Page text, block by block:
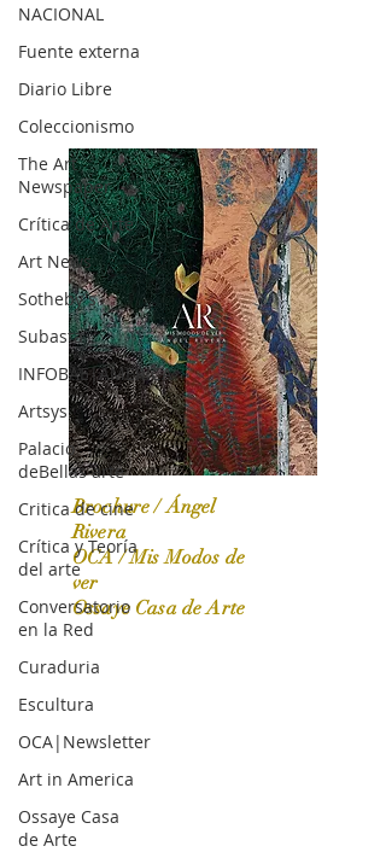
NACIONAL
Fuente externa
Diario Libre
Coleccionismo
The Art
Newspaper
Crítica de Arte
Art News
Sotheby's
Subasta
INFOBAE|AMERICA
Artsys
Palacio
deBellas arte
Critica de cine
Crítica y Teoría
del arte
Conversatorio
en la Red
Curaduria
Escultura
OCA|Newsletter
Art in America
Ossaye Casa
de Arte
OCA|News 31 / Marzo-Abril / 2024
Brochure / Ángel
Rivera
OCA / Mis Modos de
ver
Ossaye Casa de Arte